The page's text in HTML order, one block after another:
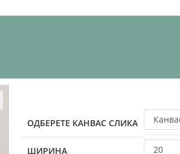
ОДБЕРЕТЕ КАНВАС СЛИКА
ШИРИНА 20